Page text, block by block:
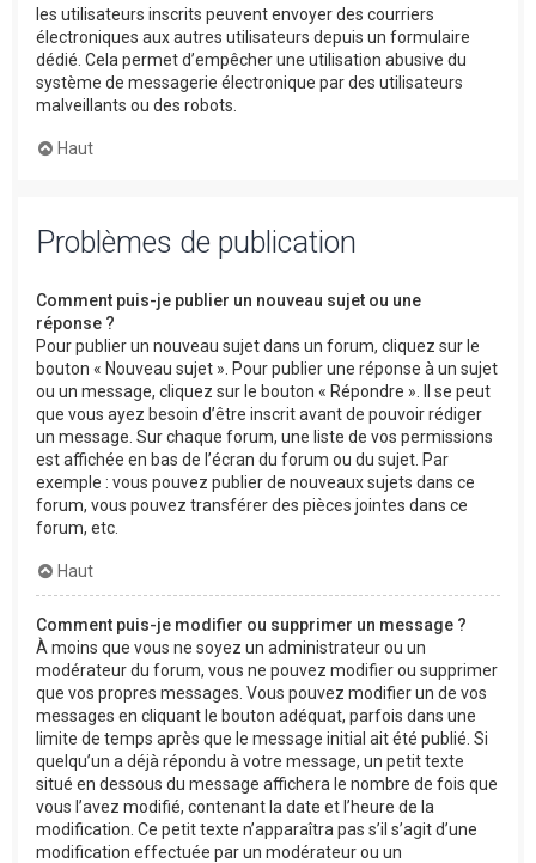
les utilisateurs inscrits peuvent envoyer des courriers
électroniques aux autres utilisateurs depuis un formulaire
dédié. Cela permet d’empêcher une utilisation abusive du
système de messagerie électronique par des utilisateurs
malveillants ou des robots.
Haut
Problèmes de publication
Comment puis-je publier un nouveau sujet ou une
réponse ?
Pour publier un nouveau sujet dans un forum, cliquez sur le
bouton « Nouveau sujet ». Pour publier une réponse à un sujet
ou un message, cliquez sur le bouton « Répondre ». Il se peut
que vous ayez besoin d’être inscrit avant de pouvoir rédiger
un message. Sur chaque forum, une liste de vos permissions
est affichée en bas de l’écran du forum ou du sujet. Par
exemple : vous pouvez publier de nouveaux sujets dans ce
forum, vous pouvez transférer des pièces jointes dans ce
forum, etc.
Haut
Comment puis-je modifier ou supprimer un message ?
À moins que vous ne soyez un administrateur ou un
modérateur du forum, vous ne pouvez modifier ou supprimer
que vos propres messages. Vous pouvez modifier un de vos
messages en cliquant le bouton adéquat, parfois dans une
limite de temps après que le message initial ait été publié. Si
quelqu’un a déjà répondu à votre message, un petit texte
situé en dessous du message affichera le nombre de fois que
vous l’avez modifié, contenant la date et l’heure de la
modification. Ce petit texte n’apparaîtra pas s’il s’agit d’une
modification effectuée par un modérateur ou un